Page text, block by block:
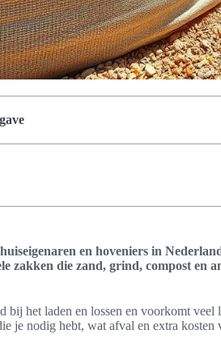
huiseigenaren en hoveniers in
zakken die zand, grind, compost en
bij het laden en lossen en voorkomt
je nodig hebt, wat afval en extra kosten